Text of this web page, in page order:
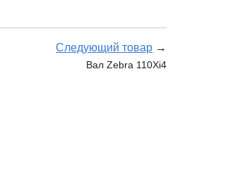
Следующий товар →
Вал Zebra 110Xi4